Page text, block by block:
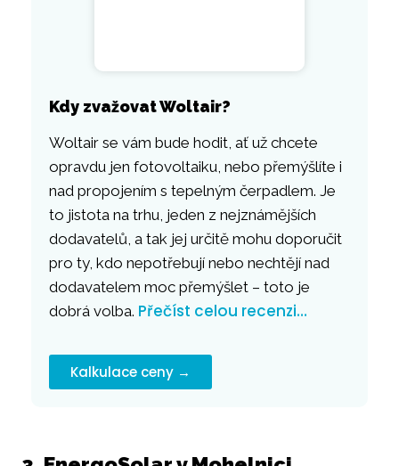
Kdy zvažovat Woltair?
Woltair se vám bude hodit, ať už chcete
opravdu jen fotovoltaiku, nebo přemýšlíte i
nad propojením s tepelným čerpadlem. Je
to jistota na trhu, jeden z nejznámějších
dodavatelů, a tak jej určitě mohu doporučit
pro ty, kdo nepotřebují nebo nechtějí nad
dodavatelem moc přemýšlet – toto je
dobrá volba. Přečíst celou recenzi…
Kalkulace ceny →